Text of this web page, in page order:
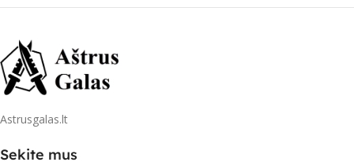
Astrusgalas.lt
Sekite mus